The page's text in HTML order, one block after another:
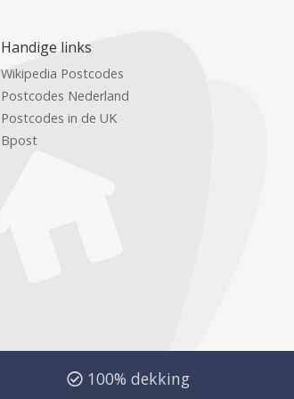
Handige links
Wikipedia Postcodes
Postcodes Nederland
Postcodes in de UK
Bpost
100% dekking